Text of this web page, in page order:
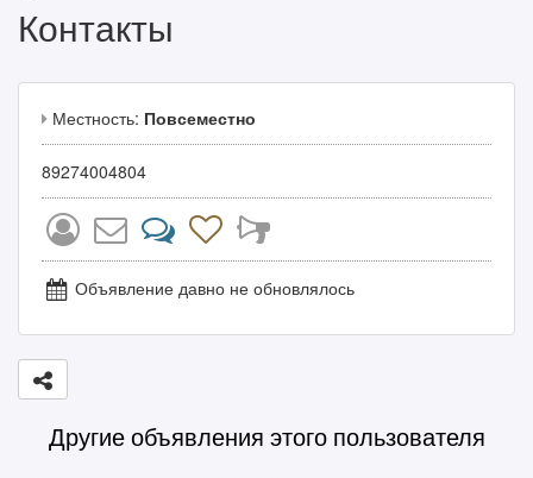
Контакты
Местность: Повсеместно
89274004804
Объявление давно не обновлялось
Другие объявления этого пользователя